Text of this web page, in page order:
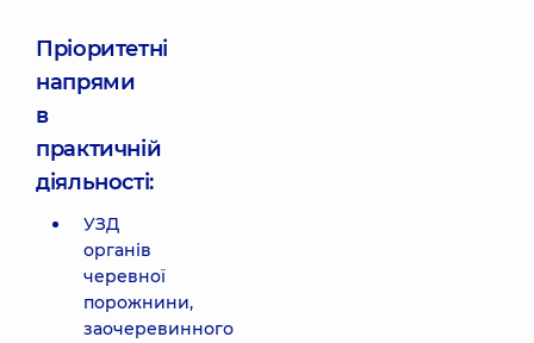
Пріоритетні
напрями
в
практичній
діяльності:
УЗД
органів
черевної
порожнини,
заочеревинного